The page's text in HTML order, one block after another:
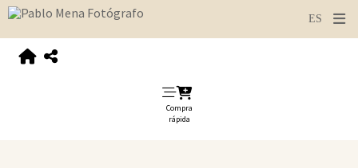
Compra
rápida